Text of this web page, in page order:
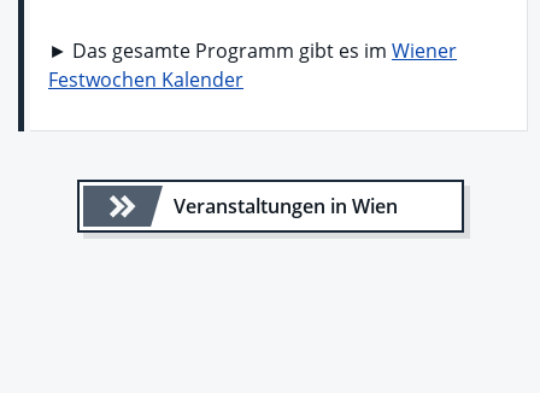
► Das gesamte Programm gibt es im Wiener
Festwochen Kalender
Veranstaltungen in Wien